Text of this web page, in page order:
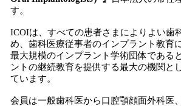
す。
ICOIは、すべての患者さまによりよい歯
め、歯科医療従事者のインプラント教育
最大規模のインプラント学術団体である
ントの継続教育を提供する最大の機関と
ています。
会員は一般歯科医から口腔顎顔面外科医